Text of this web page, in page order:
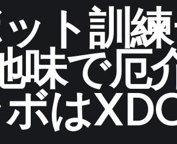
ト訓
味で厄
は